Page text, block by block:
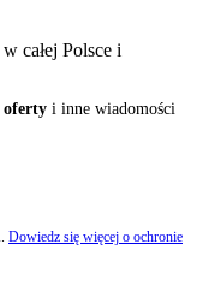
w całej Polsce i
oferty i inne wiadomości
Dowiedz się więcej o ochronie